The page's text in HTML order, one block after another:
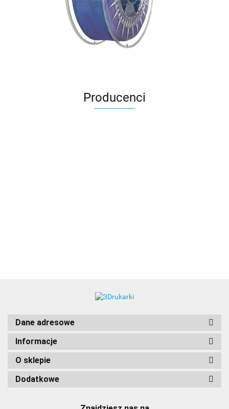
Producenci
Dane adresowe
Informacje
O sklepie
Dodatkowe